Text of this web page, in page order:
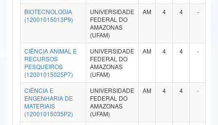
Secretaria de Governo
Gabinete de Segurança Institucional
Advocacia-Geral da União
Banco Central do Brasil
Planalto
BIOTECNOLOGIA
(12001015013P9)
UNIVERSIDADE
FEDERAL DO
AMAZONAS
(UFAM)
AM 4 4 -
CIÊNCIA ANIMAL E
RECURSOS
PESQUEIROS
(12001015025P7)
UNIVERSIDADE
FEDERAL DO
AMAZONAS
(UFAM)
AM 4 4 -
CIÊNCIA E
ENGENHARIA DE
MATERIAIS
(12001015035P2)
UNIVERSIDADE
FEDERAL DO
AMAZONAS
(UFAM)
AM 4 4 -